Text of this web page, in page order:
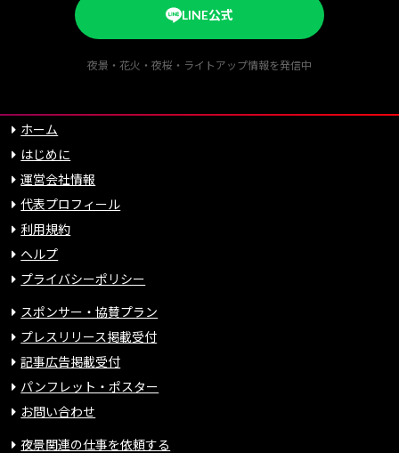
LINE公式
夜景・花火・夜桜・ライトアップ情報を発信中
ホーム
はじめに
運営会社情報
代表プロフィール
利用規約
ヘルプ
プライバシーポリシー
スポンサー・協賛プラン
プレスリリース掲載受付
記事広告掲載受付
パンフレット・ポスター
お問い合わせ
夜景関連の仕事を依頼する